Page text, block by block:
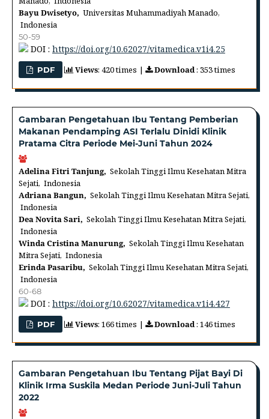
Bayu Dwisetyo, Universitas Muhammadiyah Manado,
Indonesia
50-59
DOI : https://doi.org/10.62027/vitamedica.v1i4.25
PDF Views: 420 times | Download: 353 times
Gambaran Pengetahuan Ibu Tentang Pemberian
Makanan Pendamping ASI Terlalu Dinidi Klinik
Pratama Citra Periode Mei-Juni Tahun 2024
Adelina Fitri Tanjung, Sekolah Tinggi Ilmu Kesehatan Mitra
Sejati, Indonesia
Adriana Bangun, Sekolah Tinggi Ilmu Kesehatan Mitra Sejati,
Indonesia
Dea Novita Sari, Sekolah Tinggi Ilmu Kesehatan Mitra Sejati,
Indonesia
Winda Cristina Manurung, Sekolah Tinggi Ilmu Kesehatan
Mitra Sejati, Indonesia
Erinda Pasaribu, Sekolah Tinggi Ilmu Kesehatan Mitra Sejati,
Indonesia
60-68
DOI : https://doi.org/10.62027/vitamedica.v1i4.427
PDF Views: 166 times | Download: 146 times
Gambaran Pengetahuan Ibu Tentang Pijat Bayi Di
Klinik Irma Suskila Medan Periode Juni-Juli Tahun
2022